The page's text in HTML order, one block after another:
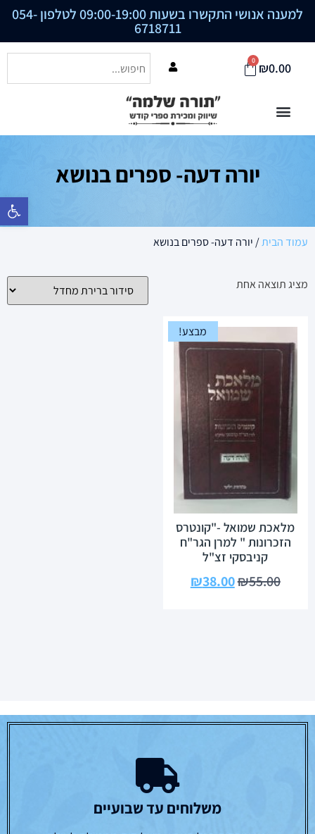
פתח סרגל
למענה אנושי התקשרו בשעות 09:00-19:00 לטלפון 054-
6718711
₪0.00
0
יורה דעה- ספרים בנושא
עמוד הבית/ יורה דעה- ספרים בנושא
מציג תוצאה אחת
מבצע!
מלאכת שמואל -"קונטרס
הזכרונות " למרן הגר"ח
קניבסקי זצ"ל
₪55.00
₪38.00
משלוחים עד שבועיים